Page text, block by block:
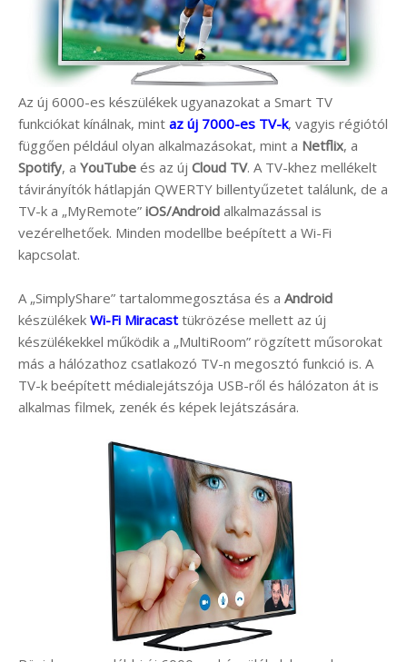
Az új 6000-es készülékek ugyanazokat a Smart TV
funkciókat kínálnak, mint az új 7000-es TV-k, vagyis régiótól
függően például olyan alkalmazásokat, mint a Netflix, a
Spotify, a YouTube és az új Cloud TV. A TV-khez mellékelt
távirányítók hátlapján QWERTY billentyűzetet találunk, de a
TV-k a „MyRemote” iOS/Android alkalmazással is
vezérelhetőek. Minden modellbe beépített a Wi-Fi
kapcsolat.
A „SimplyShare” tartalommegosztása és a Android
készülékek Wi-Fi Miracast tükrözése mellett az új
készülékekkel működik a „MultiRoom” rögzített műsorokat
más a hálózathoz csatlakozó TV-n megosztó funkció is. A
TV-k beépített médialejátszója USB-ről és hálózaton át is
alkalmas filmek, zenék és képek lejátszására.